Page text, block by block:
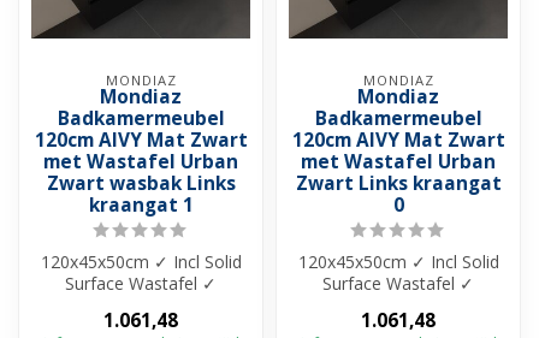
MONDIAZ
Mondiaz
Badkamermeubel
120cm AIVY Mat Zwart
met Wastafel Urban
Zwart wasbak Links
kraangat 1
120x45x50cm ✓ Incl Solid
Surface Wastafel ✓
Beschikbaar in ...
1.061,48
MONDIAZ
Mondiaz
Badkamermeubel
120cm AIVY Mat Zwart
met Wastafel Urban
Zwart Links kraangat
0
120x45x50cm ✓ Incl Solid
Surface Wastafel ✓
Beschikbaar in ...
1.061,48